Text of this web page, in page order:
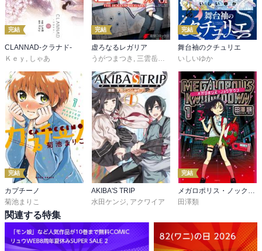
完結
CLANNAD-クラナド-
Ｋｅｙ , しゃあ
完結
虚ろなるレガリア
うがつまつき , 三雲岳斗 深遊
完結
舞台袖のクチュリエ
いしいゆか
完結
カプチーノ
菊池まりこ
AKIBA'S TRIP
水田ケンジ アクワイア
完結
田澤類
関連する特集